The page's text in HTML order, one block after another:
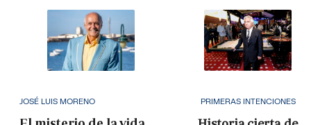
JOSÉ LUIS MORENO PRIMERAS INTENCIONES